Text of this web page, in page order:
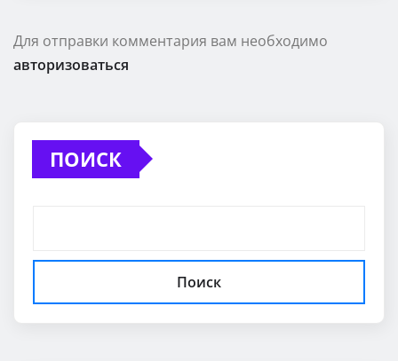
Для отправки комментария вам необходимо
авторизоваться
ПОИСК
Поиск